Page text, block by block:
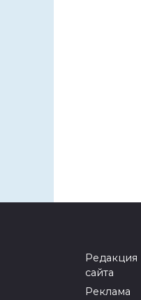
Редакция
сайта
Реклама